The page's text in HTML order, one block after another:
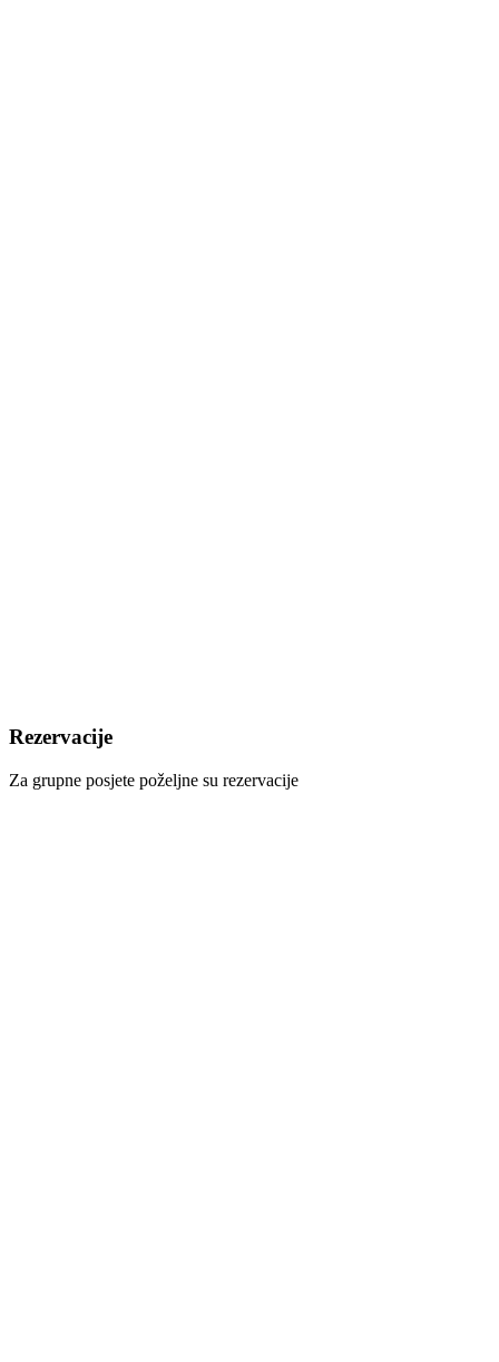
Rezervacije
Za grupne posjete poželjne su rezervacije